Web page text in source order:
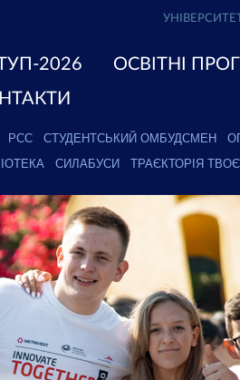
2026 ОСВІТНІ
РСС СТУДЕНТСЬКИЙ ОМБУДСМЕН
СИЛАБУСИ ТРАЄКТОРІЯ